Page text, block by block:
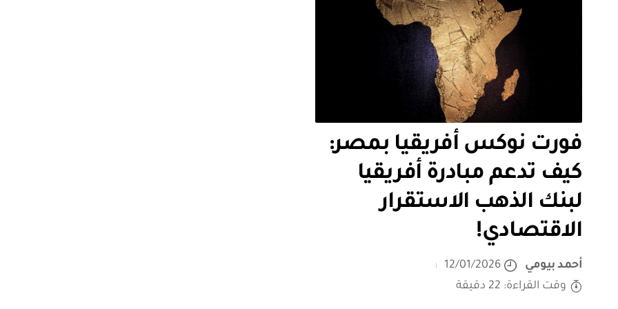
فورت نوكس أفريقيا بمصر:
كيف تدعم مبادرة أفريقيا
لبنك الذهب الاستقرار
الاقتصادي!
أحمد بيومي
12/01/2026
وقت القراءة: 22 دقيقة